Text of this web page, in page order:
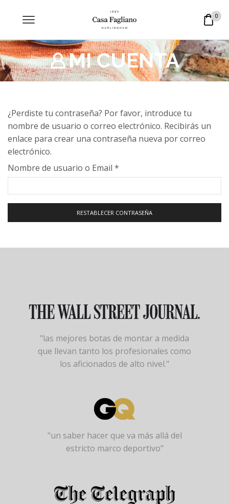
0
MI CUENTA
¿Perdiste tu contraseña? Por favor, introduce tu
nombre de usuario o correo electrónico. Recibirás un
enlace para crear una contraseña nueva por correo
electrónico.
Nombre de usuario o Email *
RESTABLECER CONTRASEÑA
"las mejores botas de montar a medida
que llevan tanto los profesionales como
los aficionados de alto nivel."
"un saber hacer que va más allá del
estricto marco deportivo"